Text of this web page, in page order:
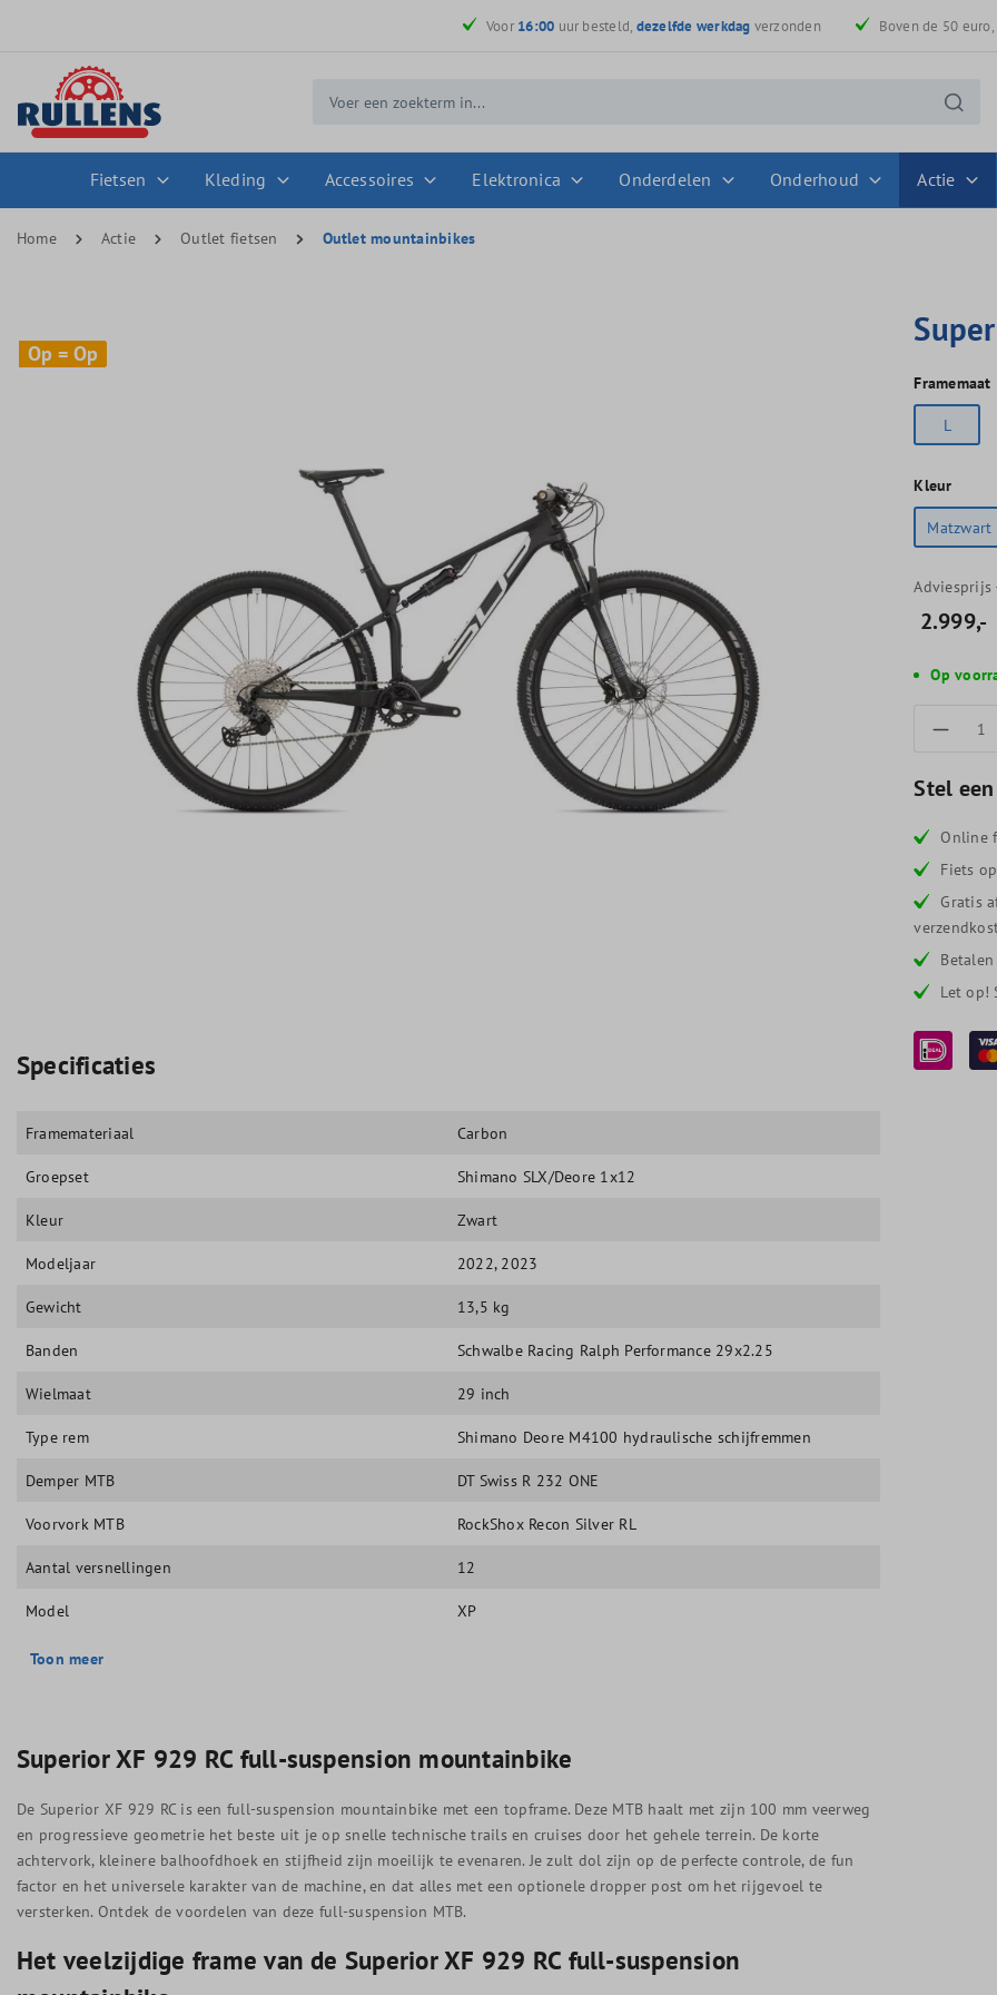
Voor 16:00 uur besteld, dezelfde werkdag verzonden Boven de 50 euro,
Fietsen Kleding Accessoires Elektronica Onderdelen Onderhoud Actie
Home Actie Outlet fietsen Outlet mountainbikes
Op = Op
Op = Op
Framemaat
L
Kleur
Matzwart
Adviesprijs
2.999,-
Op
Stel
Online
Fiets
Gratis
Let op!
Specificaties
Framemateriaal Carbon
Groepset Shimano SLX/Deore 1x12
Kleur Zwart
Modeljaar 2022, 2023
Gewicht 13,5 kg
Banden Schwalbe Racing Ralph Performance 29x2.25
Wielmaat 29 inch
Type rem Shimano Deore M4100 hydraulische schijfremmen
Demper MTB DT Swiss R 232 ONE
Voorvork MTB RockShox Recon Silver RL
Aantal versnellingen 12
Model XP
Toon meer
Superior XF 929 RC full-suspension mountainbike
De Superior XF 929 RC is een full-suspension mountainbike met een topframe. Deze MTB haalt met zijn 100 mm veerweg
en progressieve geometrie het beste uit je op snelle technische trails en cruises door het gehele terrein. De korte
achtervork, kleinere balhoofdhoek en stijfheid zijn moeilijk te evenaren. Je zult dol zijn op de perfecte controle, de fun
factor en het universele karakter van de machine, en dat alles met een optionele dropper post om het rijgevoel te
versterken. Ontdek de voordelen van deze full-suspension MTB.
Het veelzijdige frame van de Superior XF 929 RC full-suspension